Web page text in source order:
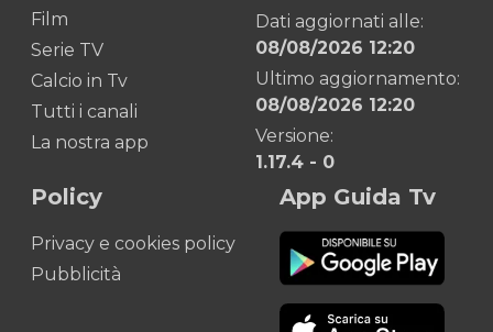
Film
Serie TV
Calcio in Tv
Tutti i canali
La nostra app
Dati aggiornati alle:
08/08/2026 12:20
Ultimo aggiornamento:
08/08/2026 12:20
Versione:
1.17.4 - 0
Policy
Privacy e cookies policy
Pubblicità
App Guida Tv